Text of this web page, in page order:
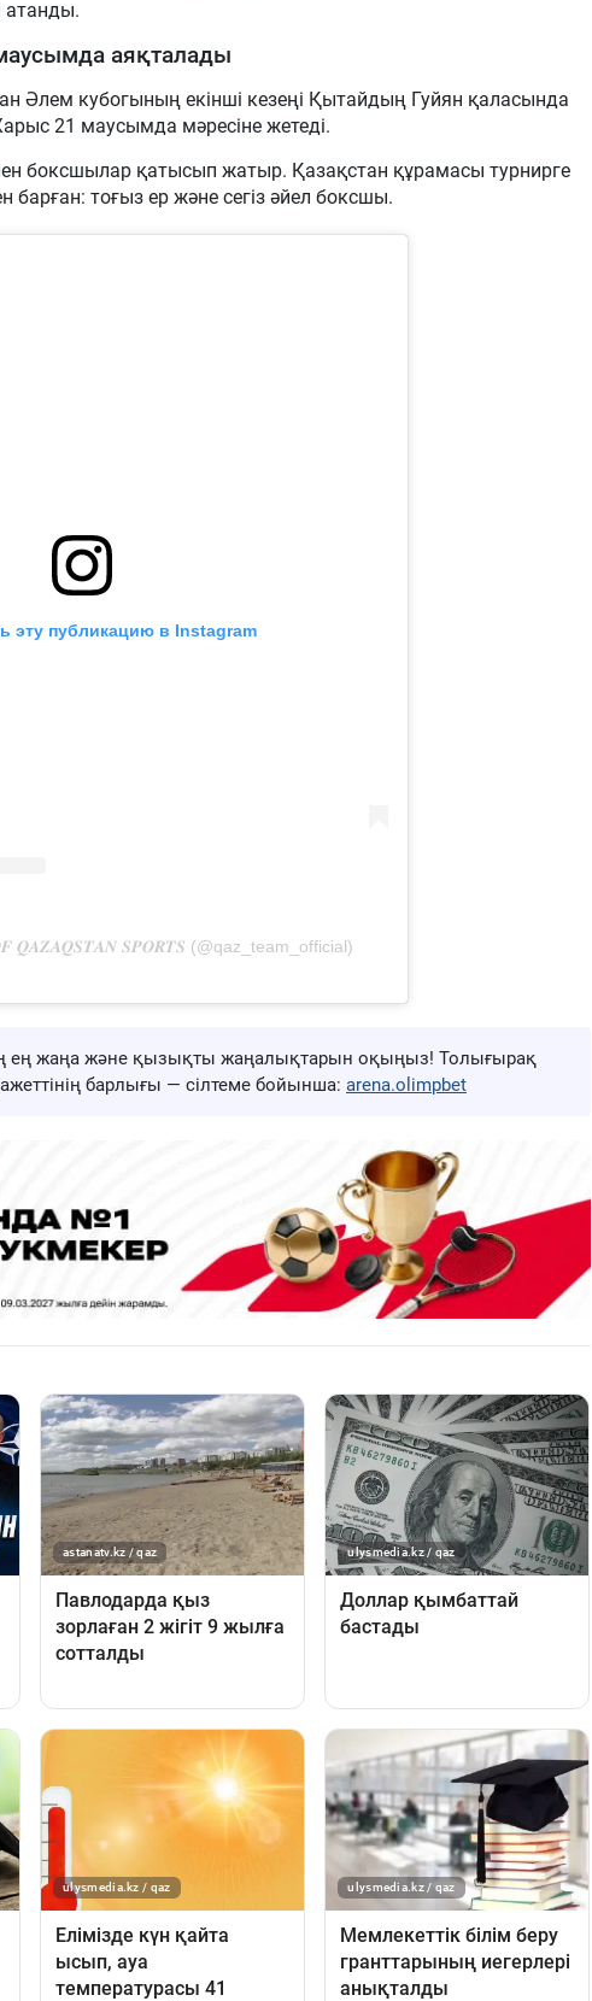
атанды.
аяқталады
Әлем кубогының екінші кезеңі Қытайдың Гуйян қаласында
21 маусымда мәресіне жетеді.
боксшылар қатысып жатыр. Қазақстан құрамасы турнирге
тоғыз ер және сегіз әйел боксшы.
эту публикацию в Instagram
𝑸𝑨𝒁𝑨𝑸𝑺𝑻𝑨𝑵 𝑺𝑷𝑶𝑹𝑻𝑺 (@qaz_team_official)
ең жаңа және қызықты жаңалықтарын оқыңыз! Толығырақ
барлығы — сілтеме бойынша: arena.olimpbet